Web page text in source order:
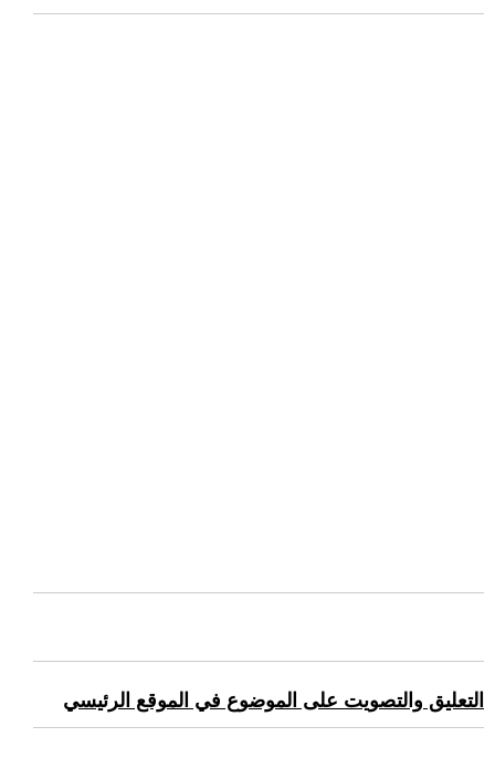
التعليق والتصويت على الموضوع في الموقع الرئيسي